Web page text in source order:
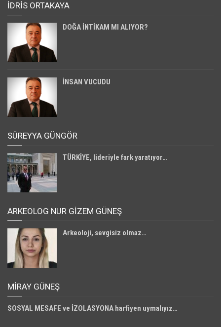
İDRİS ORTAKAYA
DOĞA İNTİKAM MI ALIYOR?
İNSAN VUCUDU
SÜREYYA GÜNGÖR
TÜRKİYE, lideriyle fark yaratıyor…
ARKEOLOG NUR GİZEM GÜNEŞ
Arkeoloji, sevgisiz olmaz…
MIRAY GÜNEŞ
SOSYAL MESAFE ve İZOLASYONA harfiyen uymalıyız…